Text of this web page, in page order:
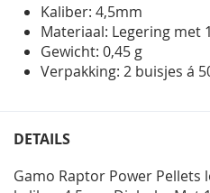
Kaliber: 4,5mm
Materiaal: Legering met
Gewicht: 0,45 g
Verpakking: 2 buisjes á
DETAILS
Gamo Raptor Power Pellets